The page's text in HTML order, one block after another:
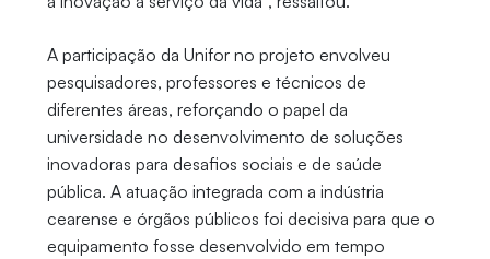
A participação da Unifor no projeto envolveu
pesquisadores, professores e técnicos de
diferentes áreas, reforçando o papel da
universidade no desenvolvimento de soluções
inovadoras para desafios sociais e de saúde
pública. A atuação integrada com a indústria
cearense e órgãos públicos foi decisiva para que o
equipamento fosse desenvolvido em tempo